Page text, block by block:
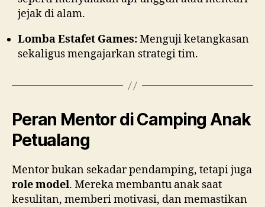
jejak di alam.
Lomba Estafet Games:Menguji ketangkasan
sekaligus mengajarkan strategi tim.
Peran Mentor di Camping Anak
Petualang
Mentor bukan sekadar pendamping, tetapi juga
role model. Mereka membantu anak saat
kesulitan, memberi motivasi, dan memastikan